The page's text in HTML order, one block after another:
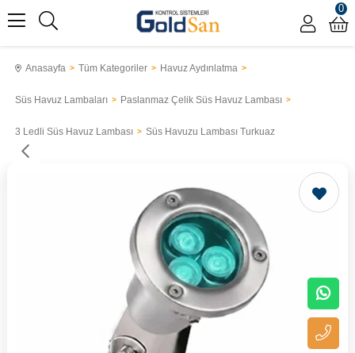
0
Anasayfa Tüm Kategoriler Havuz Aydınlatma
Süs Havuz Lambaları Paslanmaz Çelik Süs Havuz Lambası
3 Ledli Süs Havuz Lambası Süs Havuzu Lambası Turkuaz